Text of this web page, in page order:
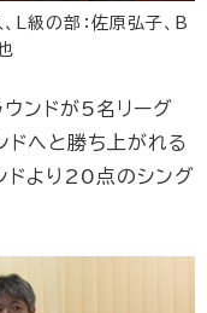
L級の部：佐原弘子、B
ウンドが5名リーグ
へと勝ち上がれる
ドより20点のシング